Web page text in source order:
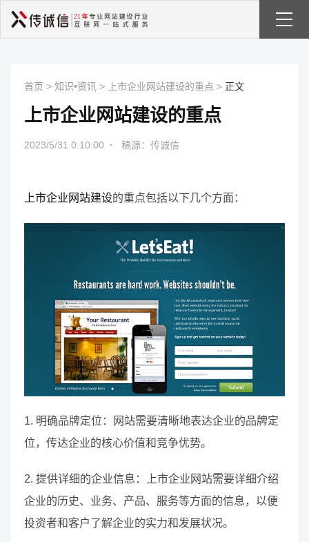
首页 > 知识•资讯 > 上市企业网站建设的重点 > 正文
上市企业网站建设的重点
2023/5/31 0:10:00 · 稿源：传诚信
上市企业网站建设的重点包括以下几个方面：
1. 明确品牌定位：网站需要清晰地表达企业的品牌定
位，传达企业的核心价值和竞争优势。
2. 提供详细的企业信息：上市企业网站需要详细介绍
企业的历史、业务、产品、服务等方面的信息，以便
投资者和客户了解企业的实力和发展状况。